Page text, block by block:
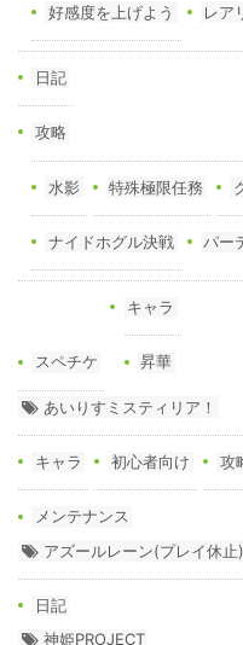
好感度を上げよう レア
日記
攻略
水影 特殊極限任務
ナイドホグル決戦 パー
スペチケ
キャラ
昇華
あいりすミスティリア！
キャラ 初心者向け 攻
メンテナンス
アズールレーン(プレイ休止)
日記
神姫PROJECT